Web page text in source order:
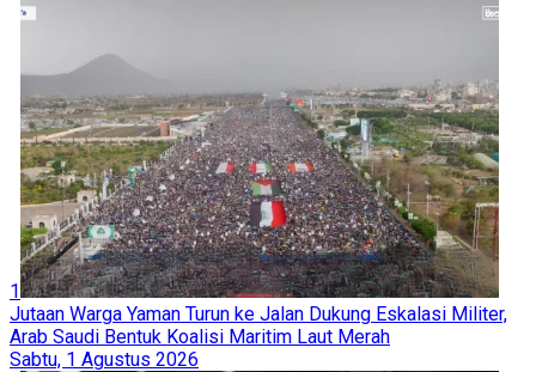
1
Jutaan Warga Yaman Turun ke Jalan Dukung Eskalasi Militer,
Arab Saudi Bentuk Koalisi Maritim Laut Merah
Sabtu, 1 Agustus 2026